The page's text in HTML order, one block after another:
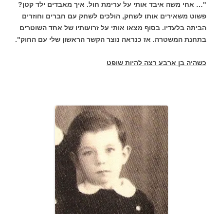
"… אחי משה איבד אותי על ערימת חול. איך מאבדים ילד קטן?
פשוט משאירים אותו לשחק, הולכים לשחק עם חברים וחוזרים
הביתה בלעדיו. בסוף מצאו אותי על זרועותיו של אחד השוטרים
בתחנת המשטרה. אז כנראה נוצר הקשר הראשון שלי עם החוק".
כשהיה בן ארבע רצה להיות שופט